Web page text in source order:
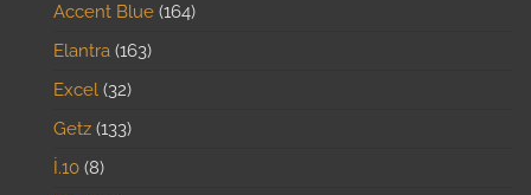
Accent Blue 164
Elantra 163
Excel 32
Getz 133
İ.10 8